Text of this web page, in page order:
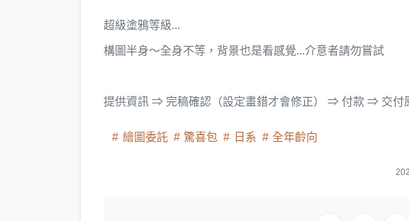
超級塗鴉等級...
構圖半身～全身不等，背景也是看感覺...介意者請勿嘗試
提供資訊 ⇒ 完稿確認（設定畫錯才會修正） ⇒ 付款 ⇒ 交付
繪圖委託 驚喜包 日系 全年齡向